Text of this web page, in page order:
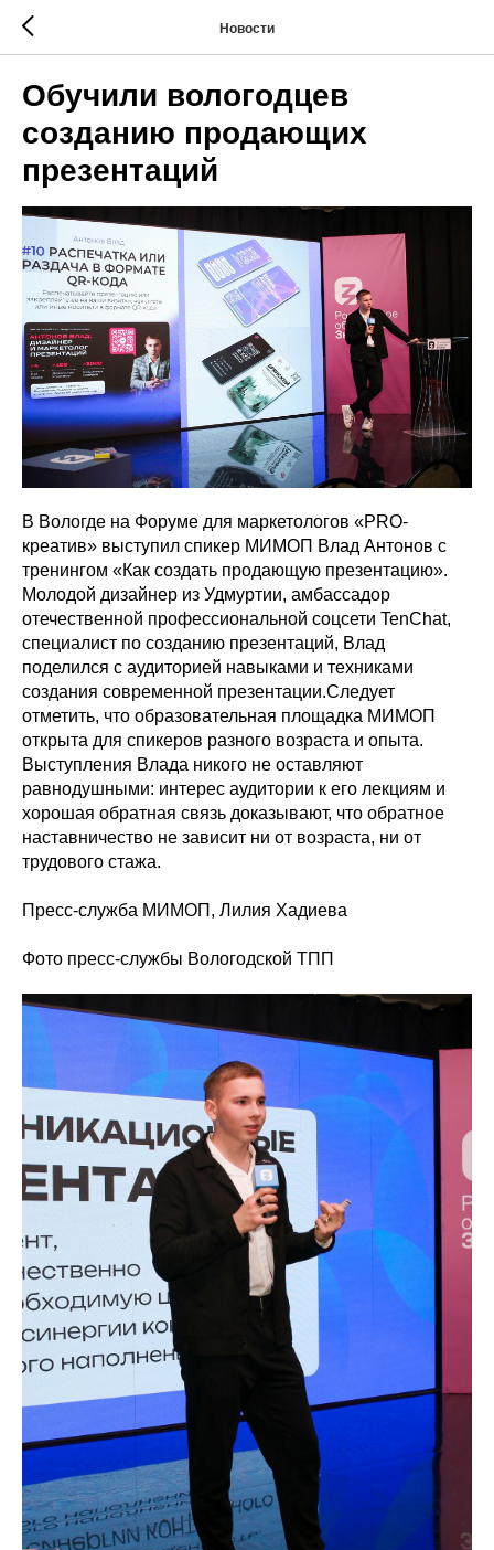
Новости
Обучили вологодцев
созданию продающих
презентаций
В Вологде на Форуме для маркетологов «PRO-
креатив» выступил спикер МИМОП Влад Антонов с
тренингом «Как создать продающую презентацию».
Молодой дизайнер из Удмуртии, амбассадор
отечественной профессиональной соцсети TenChat,
специалист по созданию презентаций, Влад
поделился с аудиторией навыками и техниками
создания современной презентации.Следует
отметить, что образовательная площадка МИМОП
открыта для спикеров разного возраста и опыта.
Выступления Влада никого не оставляют
равнодушными: интерес аудитории к его лекциям и
хорошая обратная связь доказывают, что обратное
наставничество не зависит ни от возраста, ни от
трудового стажа.
Пресс-служба МИМОП, Лилия Хадиева
Фото пресс-службы Вологодской ТПП